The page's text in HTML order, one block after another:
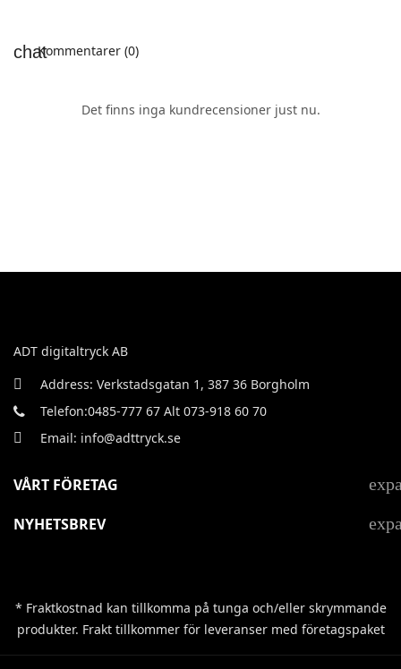
Kommentarer (0)
Det finns inga kundrecensioner just nu.
ADT digitaltryck AB
Address: Verkstadsgatan 1, 387 36 Borgholm
Telefon:0485-777 67 Alt 073-918 60 70
Email: info@adttryck.se
VÅRT FÖRETAG
NYHETSBREV
* Fraktkostnad kan tillkomma på tunga och/eller skrymmande
produkter. Frakt tillkommer för leveranser med företagspaket